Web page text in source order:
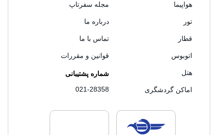
هواپیما
تور
قطار
اتوبوس
هتل
اماکن گردشگری
مجله سفرتاپ
درباره ما
تماس با ما
قوانین و مقررات
شماره پشتیبانی
021-28358
لایسنس های فروش سفرتاپلایسنس های